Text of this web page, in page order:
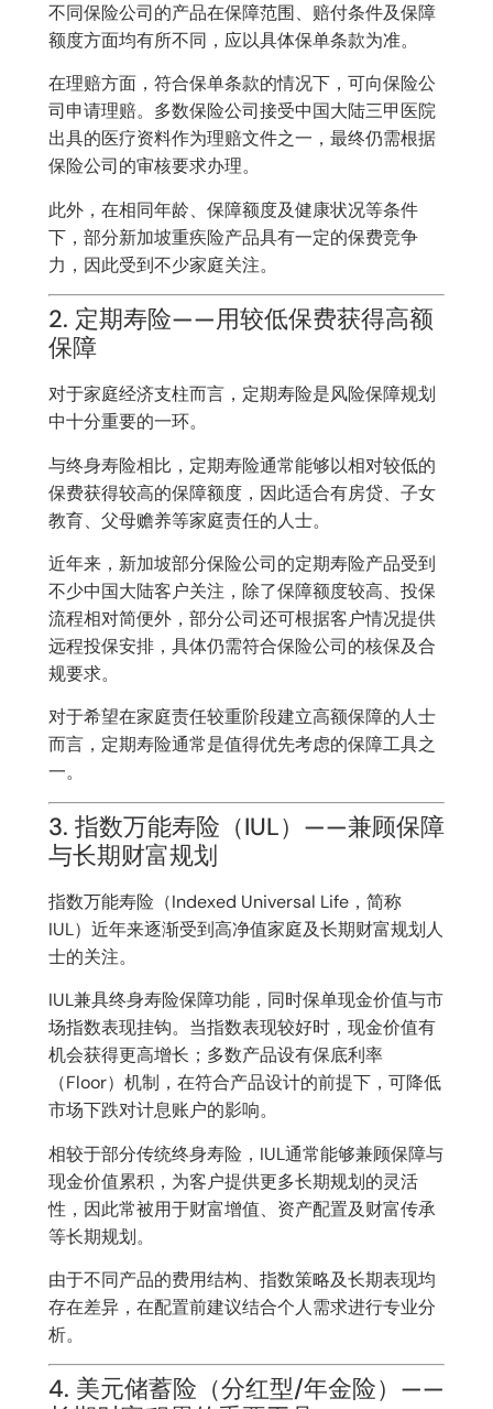
不同保险公司的产品在保障范围、赔付条件及保障
额度方面均有所不同，应以具体保单条款为准。
在理赔方面，符合保单条款的情况下，可向保险公
司申请理赔。多数保险公司接受中国大陆三甲医院
出具的医疗资料作为理赔文件之一，最终仍需根据
保险公司的审核要求办理。
此外，在相同年龄、保障额度及健康状况等条件
下，部分新加坡重疾险产品具有一定的保费竞争
力，因此受到不少家庭关注。
2. 定期寿险——用较低保费获得高额
保障
对于家庭经济支柱而言，定期寿险是风险保障规划
中十分重要的一环。
与终身寿险相比，定期寿险通常能够以相对较低的
保费获得较高的保障额度，因此适合有房贷、子女
教育、父母赡养等家庭责任的人士。
近年来，新加坡部分保险公司的定期寿险产品受到
不少中国大陆客户关注，除了保障额度较高、投保
流程相对简便外，部分公司还可根据客户情况提供
远程投保安排，具体仍需符合保险公司的核保及合
规要求。
对于希望在家庭责任较重阶段建立高额保障的人士
而言，定期寿险通常是值得优先考虑的保障工具之
一。
3. 指数万能寿险（IUL）——兼顾保障
与长期财富规划
指数万能寿险（Indexed Universal Life，简称
IUL）近年来逐渐受到高净值家庭及长期财富规划人
士的关注。
IUL兼具终身寿险保障功能，同时保单现金价值与市
场指数表现挂钩。当指数表现较好时，现金价值有
机会获得更高增长；多数产品设有保底利率
（Floor）机制，在符合产品设计的前提下，可降低
市场下跌对计息账户的影响。
相较于部分传统终身寿险，IUL通常能够兼顾保障与
现金价值累积，为客户提供更多长期规划的灵活
性，因此常被用于财富增值、资产配置及财富传承
等长期规划。
由于不同产品的费用结构、指数策略及长期表现均
存在差异，在配置前建议结合个人需求进行专业分
析。
4. 美元储蓄险（分红型/年金险）——